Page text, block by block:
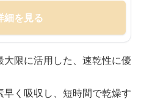
細を見る
限に活用した、速乾性に優
く吸収し、短時間で乾燥す